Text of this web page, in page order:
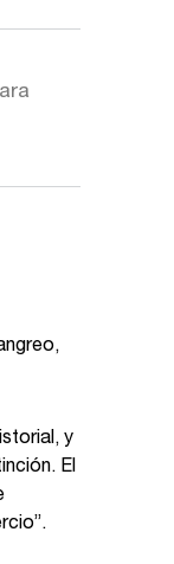
y
El